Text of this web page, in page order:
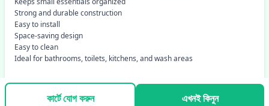
Strong and durable construction
Easy to install
Space-saving design
Easy to clean
Ideal for bathrooms, toilets, kitchens, and wash areas
কার্টে যোগ করুন এখনই কিনুন